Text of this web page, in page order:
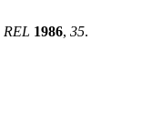
REL 1986, 35.